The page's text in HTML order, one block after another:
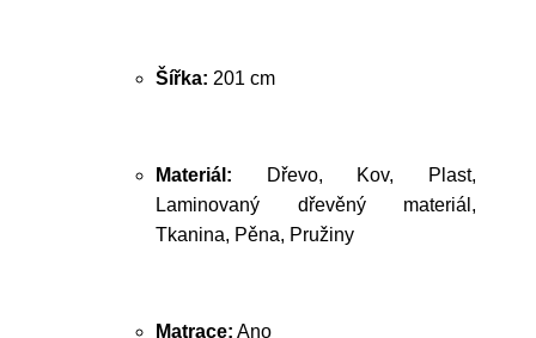
Šířka: 201 cm
Materiál: Dřevo, Kov, Plast,
Laminovaný dřevěný materiál,
Tkanina, Pěna, Pružiny
Matrace: Ano